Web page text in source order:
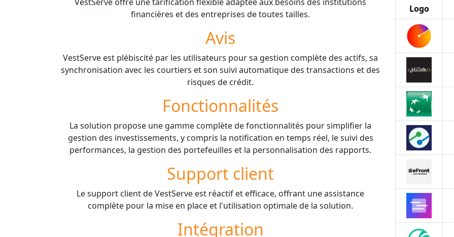
financières et des entreprises de toutes tailles.
Avis
VestServe est plébiscité par les utilisateurs pour sa gestion complète des actifs, sa
synchronisation avec les courtiers et son suivi automatique des transactions et des
risques de crédit.
Fonctionnalités
La solution propose une gamme complète de fonctionnalités pour simplifier la
gestion des investissements, y compris la notification en temps réel, le suivi des
performances, la gestion des portefeuilles et la personnalisation des rapports.
Support client
Le support client de VestServe est réactif et efficace, offrant une assistance
complète pour la mise en place et l'utilisation optimale de la solution.
Intégration
Logo